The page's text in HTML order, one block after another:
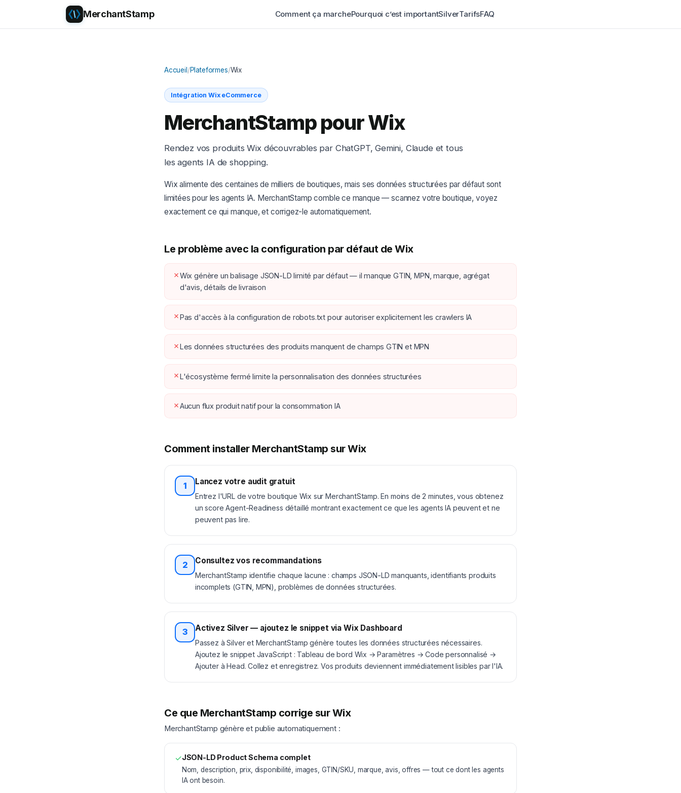
MerchantStamp Comment ça marchePourquoi c’est importantSilverTarifsFAQ
Accueil /Plateformes/Wix
Intégration Wix eCommerce
MerchantStamp pour Wix
Rendez vos produits Wix découvrables par ChatGPT, Gemini, Claude et tous
les agents IA de shopping.
Wix alimente des centaines de milliers de boutiques, mais ses données structurées par défaut sont
limitées pour les agents IA. MerchantStamp comble ce manque — scannez votre boutique, voyez
exactement ce qui manque, et corrigez-le automatiquement.
Le problème avec la configuration par défaut de Wix
✗Wix génère un balisage JSON-LD limité par défaut — il manque GTIN, MPN, marque, agrégat
d'avis, détails de livraison
✗Pas d'accès à la configuration de robots.txt pour autoriser explicitement les crawlers IA
✗Les données structurées des produits manquent de champs GTIN et MPN
✗L'écosystème fermé limite la personnalisation des données structurées
✗Aucun flux produit natif pour la consommation IA
Comment installer MerchantStamp sur Wix
1 Lancez votre audit gratuit
Entrez l'URL de votre boutique Wix sur MerchantStamp. En moins de 2 minutes, vous obtenez
un score Agent-Readiness détaillé montrant exactement ce que les agents IA peuvent et ne
peuvent pas lire.
2 Consultez vos recommandations
MerchantStamp identifie chaque lacune : champs JSON-LD manquants, identifiants produits
incomplets (GTIN, MPN), problèmes de données structurées.
3 Activez Silver — ajoutez le snippet via Wix Dashboard
Passez à Silver et MerchantStamp génère toutes les données structurées nécessaires.
Ajoutez le snippet JavaScript : Tableau de bord Wix → Paramètres → Code personnalisé →
Ajouter à Head. Collez et enregistrez. Vos produits deviennent immédiatement lisibles par l'IA.
Ce que MerchantStamp corrige sur Wix
MerchantStamp génère et publie automatiquement :
✓JSON-LD Product Schema complet
Nom, description, prix, disponibilité, images, GTIN/SKU, marque, avis, offres — tout ce dont les agents
IA ont besoin.